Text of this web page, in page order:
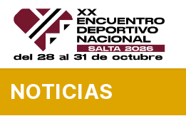
Ir al contenido
NOTICIAS